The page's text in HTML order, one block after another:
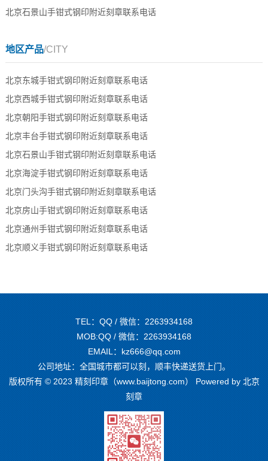
北京石景山手钳式钢印附近刻章联系电话
地区产品/CITY
北京东城手钳式钢印附近刻章联系电话
北京西城手钳式钢印附近刻章联系电话
北京朝阳手钳式钢印附近刻章联系电话
北京丰台手钳式钢印附近刻章联系电话
北京石景山手钳式钢印附近刻章联系电话
北京海淀手钳式钢印附近刻章联系电话
北京门头沟手钳式钢印附近刻章联系电话
北京房山手钳式钢印附近刻章联系电话
北京通州手钳式钢印附近刻章联系电话
北京顺义手钳式钢印附近刻章联系电话
TEL：QQ / 微信：2263934168
MOB:QQ / 微信：2263934168
EMAIL：kz666@qq.com
公司地址：全国城市都可以刻，顺丰快递送货上门。
版权所有 © 2023 精刻印章（www.baijtong.com） Powered by 北京
刻章